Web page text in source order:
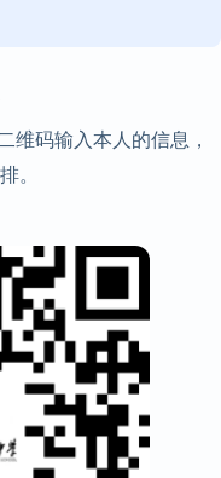
维码输入本人的信息，
。